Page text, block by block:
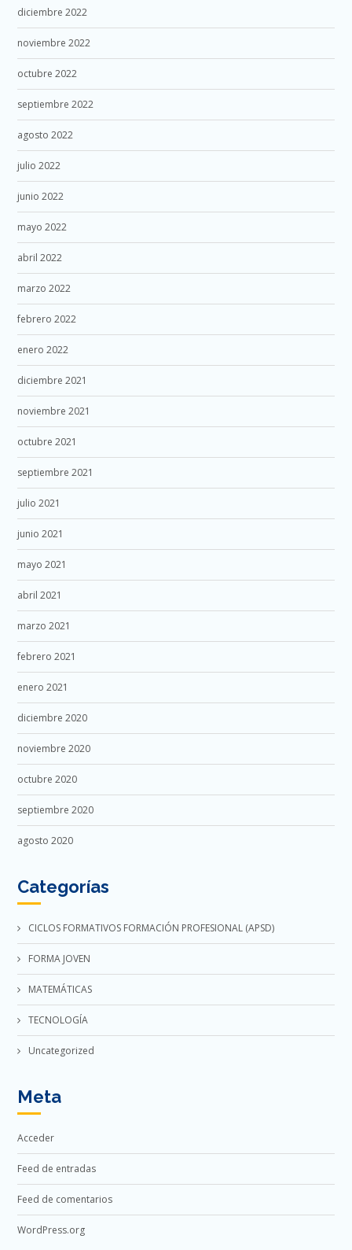
diciembre 2022
noviembre 2022
octubre 2022
septiembre 2022
agosto 2022
julio 2022
junio 2022
mayo 2022
abril 2022
marzo 2022
febrero 2022
enero 2022
diciembre 2021
noviembre 2021
octubre 2021
septiembre 2021
julio 2021
junio 2021
mayo 2021
abril 2021
marzo 2021
febrero 2021
enero 2021
diciembre 2020
noviembre 2020
octubre 2020
septiembre 2020
agosto 2020
Categorías
CICLOS FORMATIVOS FORMACIÓN PROFESIONAL (APSD)
FORMA JOVEN
MATEMÁTICAS
TECNOLOGÍA
Uncategorized
Meta
Acceder
Feed de entradas
Feed de comentarios
WordPress.org